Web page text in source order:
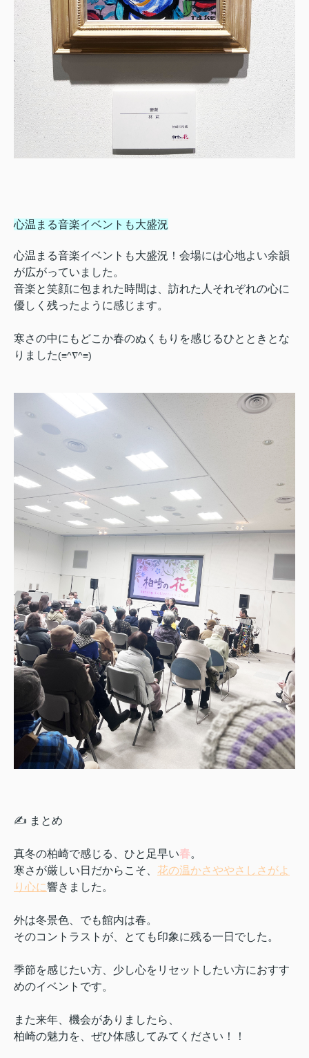
心温まる音楽イベントも大盛況
心温まる音楽イベントも大盛況！会場には心地よい余韻
が広がっていました。
音楽と笑顔に包まれた時間は、訪れた人それぞれの心に
優しく残ったように感じます。
寒さの中にもどこか春のぬくもりを感じるひとときとな
りました(≡^∇^≡)
✍ まとめ
真冬の柏崎で感じる、ひと足早い春。
寒さが厳しい日だからこそ、 花の温かさややさしさがよ
り心に響きました。
外は冬景色、でも館内は春。
そのコントラストが、とても印象に残る一日でした。
季節を感じたい方、少し心をリセットしたい方におすす
めのイベントです。
また来年、機会がありましたら、
柏崎の魅力を、ぜひ体感してみてください！！